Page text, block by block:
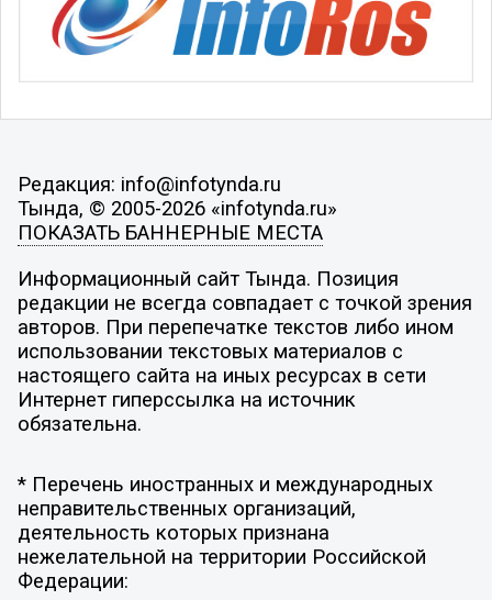
Редакция: info@infotynda.ru
Тында, © 2005-2026 «infotynda.ru»
ПОКАЗАТЬ БАННЕРНЫЕ МЕСТА
Информационный сайт Тында. Позиция
редакции не всегда совпадает с точкой зрения
авторов. При перепечатке текстов либо ином
использовании текстовых материалов с
настоящего сайта на иных ресурсах в сети
Интернет гиперссылка на источник
обязательна.
* Перечень иностранных и международных
неправительственных организаций,
деятельность которых признана
нежелательной на территории Российской
Федерации: